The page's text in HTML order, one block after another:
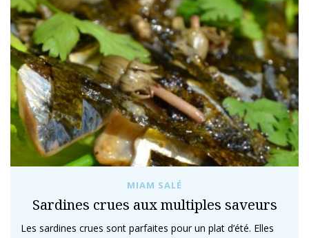
MIAM SALÉ
Sardines crues aux multiples saveurs
Les sardines crues sont parfaites pour un plat d’été. Elles